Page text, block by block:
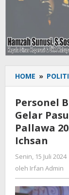
HOME »
Personel
Gelar
Pallawa
Ichsan
Senin, 15 Juli 2024
oleh Irfan Admin